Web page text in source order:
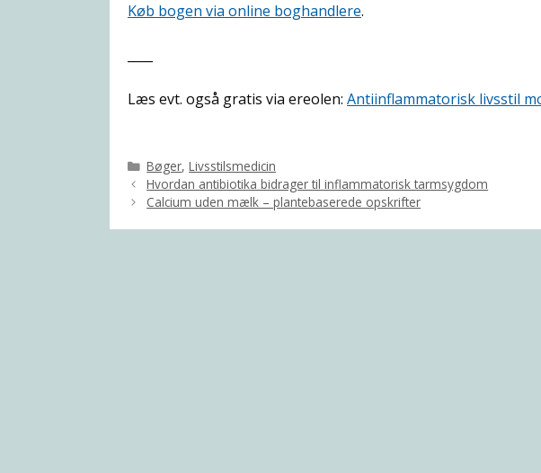
Køb bogen via online boghandlere.
Læs evt. også gratis via ereolen: Antiinflammatorisk livsstil
Kategorier
Bøger,Livsstilsmedicin
Hvordan antibiotika bidrager til inflammatorisk tarmsygdom
Calcium uden mælk – plantebaserede opskrifter